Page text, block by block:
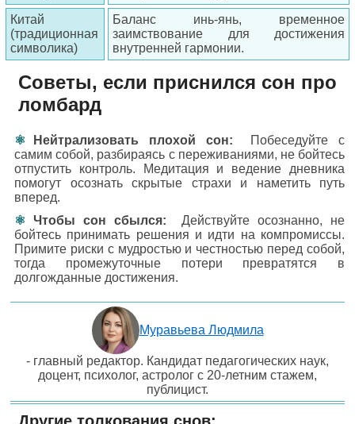
Китай
(традиционная
символика)
Баланс инь-янь, временное
заимствование для достижения
внутренней гармонии.
Советы, если приснился сон про
ломбард
Нейтрализовать плохой сон:
Побеседуйте с
самим собой, разбираясь с переживаниями, не бойтесь
отпустить контроль. Медитация и ведение дневника
помогут осознать скрытые страхи и наметить путь
вперед.
Чтобы сон сбылся:
Действуйте осознанно, не
бойтесь принимать решения и идти на компромиссы.
Примите риски с мудростью и честностью перед собой,
тогда промежуточные потери превратятся в
долгожданные достижения.
Муравьева Людмила
- главный редактор. Кандидат педагогических наук,
доцент, психолог, астролог с 20-летним стажем,
публицист.